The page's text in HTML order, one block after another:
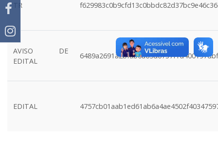
TR
AVISO DE
EDITAL
EDITAL